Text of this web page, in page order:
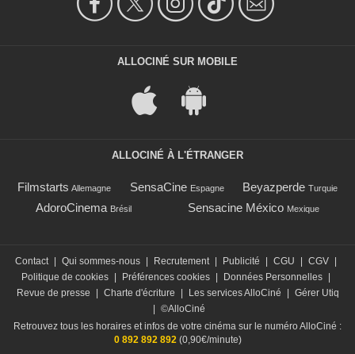
ALLOCINÉ SUR MOBILE
ALLOCINÉ À L'ÉTRANGER
Filmstarts Allemagne SensaCine Espagne Beyazperde Turquie
AdoroCinema Brésil Sensacine México Mexique
Contact Qui sommes-nous Recrutement Publicité CGU CGV
Politique de cookies
Préférences cookies Données Personnelles
Revue de presse
Charte d'écriture Les services AlloCiné
Gérer Utiq
©AlloCiné
Retrouvez tous les horaires et infos de votre cinéma sur le numéro AlloCiné :
0 892 892 892(0,90€/minute)